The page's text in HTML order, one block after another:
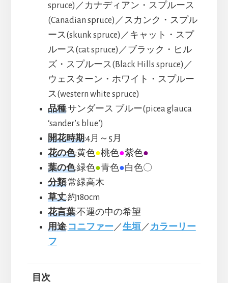
spruce)／カナディアン・スプルース
(Canadian spruce)／スカンク・スプル
ース(skunk spruce)／キャット・スプ
ルース(cat spruce)／ブラック・ヒル
ズ・スプルース(Black Hills spruce)／
ウェスターン・ホワイト・スプルー
ス(western white spruce)
品種:サンダース ブルー(picea glauca
‘sander’s blue’)
開花時期:4月～5月
花の色:黄色●桃色●紫色●
葉の色:緑色●青色●白色〇
分類:常緑高木
草丈:約180cm
花言葉:不運の中の希望
用途:コニファー／生垣 ／ カラーリー
フ
目次